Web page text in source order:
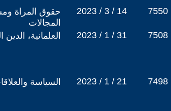
حقوق المراة
المجالات
2023 / 3 / 14 7550
العلمانية، 2023 / 1 / 31 7508
السياسة 2023 / 1 / 21 7498